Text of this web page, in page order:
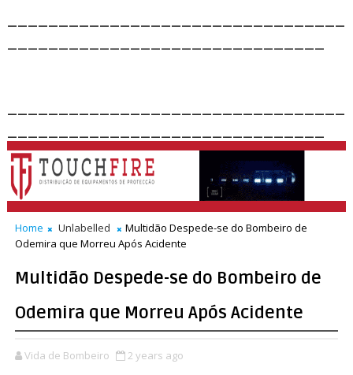
Home Unlabelled
Multidão Despede-se do Bombeiro de
Odemira que Morreu Após Acidente
Multidão Despede-se do Bombeiro de
Odemira que Morreu Após Acidente
Vida de Bombeiro 2 years ago